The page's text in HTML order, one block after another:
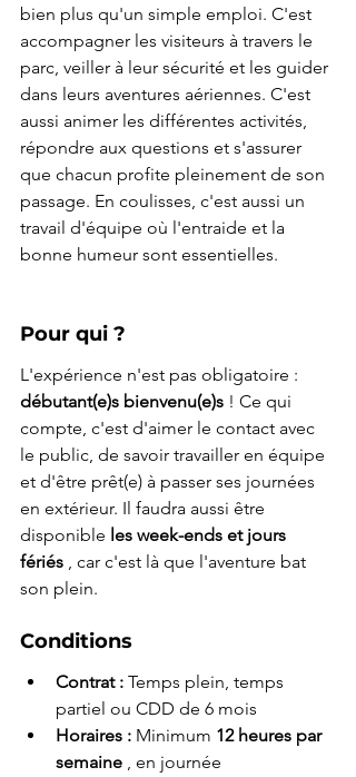
bien plus qu'un simple emploi. C'est
accompagner les visiteurs à travers le
parc, veiller à leur sécurité et les guider
dans leurs aventures aériennes. C'est
aussi animer les différentes activités,
répondre aux questions et s'assurer
que chacun profite pleinement de son
passage. En coulisses, c'est aussi un
travail d'équipe où l'entraide et la
bonne humeur sont essentielles.
Pour qui ?
L'expérience n'est pas obligatoire :
débutant(e)s bienvenu(e)s ! Ce qui
compte, c'est d'aimer le contact avec
le public, de savoir travailler en équipe
et d'être prêt(e) à passer ses journées
en extérieur. Il faudra aussi être
disponible les week-ends et jours
fériés , car c'est là que l'aventure bat
son plein.
Conditions
Contrat : Temps plein, temps
partiel ou CDD de 6 mois
Horaires : Minimum 12 heures par
semaine , en journée